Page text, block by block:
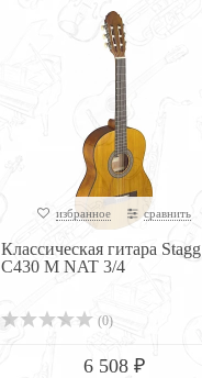
избранное сравнить
Классическая гитара Stagg
C430 M NAT 3/4
(0)
6 508 ₽